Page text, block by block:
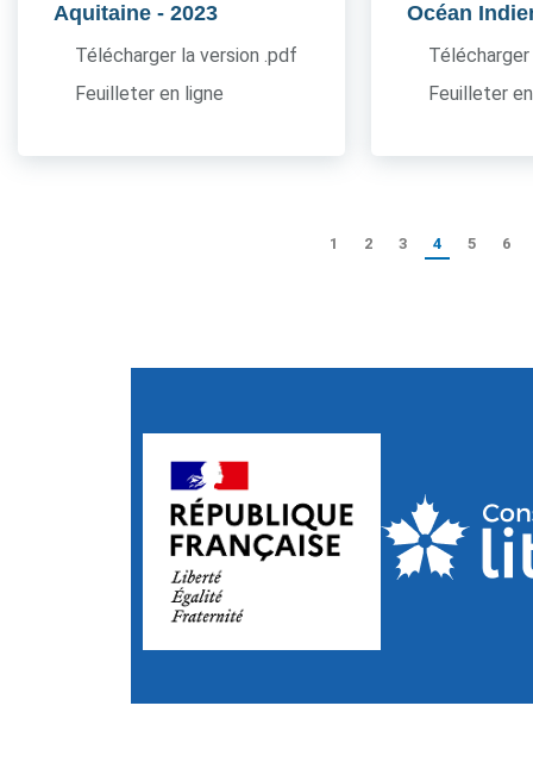
Aquitaine - 2023
Télécharger la version .pdf
Feuilleter en ligne
Océan
Feuilleter
1 2 3 4 5 6